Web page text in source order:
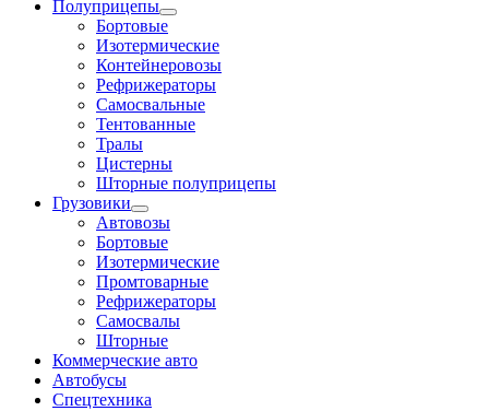
Полуприцепы
Бортовые
Изотермические
Контейнеровозы
Рефрижераторы
Самосвальные
Тентованные
Тралы
Цистерны
Шторные полуприцепы
Грузовики
Автовозы
Бортовые
Изотермические
Промтоварные
Рефрижераторы
Самосвалы
Шторные
Коммерческие авто
Автобусы
Спецтехника